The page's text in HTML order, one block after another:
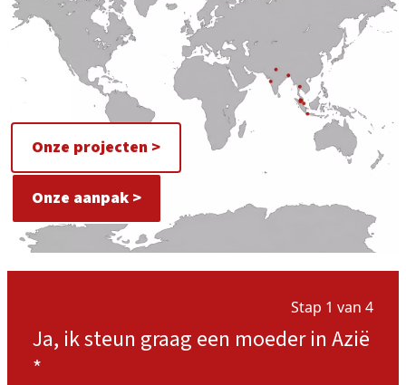
Onze projecten >
Onze aanpak >
Stap 1 van 4
Ja, ik steun graag een moeder in Azië
*